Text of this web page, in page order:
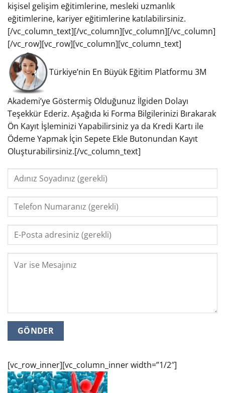
kişisel gelişim eğitimlerine, mesleki uzmanlık
eğitimlerine, kariyer eğitimlerine katılabilirsiniz.
[/vc_column_text][/vc_column][vc_column][/vc_column]
[/vc_row][vc_row][vc_column][vc_column_text]
Türkiye’nin En Büyük Eğitim Platformu 3M
Akademi’ye Göstermiş Olduğunuz İlgiden Dolayı
Teşekkür Ederiz. Aşağıda ki Forma Bilgilerinizi Bırakarak
Ön Kayıt İşleminizi Yapabilirsiniz ya da Kredi Kartı ile
Ödeme Yapmak İçin Sepete Ekle Butonundan Kayıt
Oluşturabilirsiniz.[/vc_column_text]
[vc_row_inner][vc_column_inner width=”1/2″]